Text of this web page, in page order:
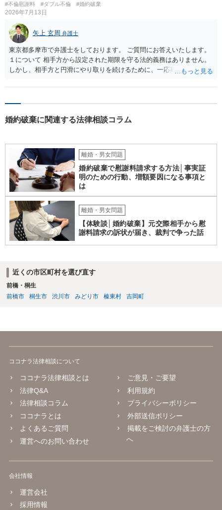
#不倫慰謝料 #ダブル不倫 #婚約破棄
2026年7月13日
矢上 玄周 弁護士
東京都多摩市で弁護士をしております。 ご質問にお答えいたします。
１について 相手方から設定された期限を守る法的義務はありません。
しかし、相手方と円滑にやり取りを続けるために、一応期限を守って
が、期限を守らないのもご不安という場合には、「弁護士に相談して
は、法的には別の議論ではありますが、事実上の繋がりがないわけで
負担割合が高くなり、婚約破棄の慰謝料も払う必要が生じるという可
能性もないわけではありません。 ただし、法律上重婚は認められてい
ないので、既婚者同士の婚約が成立するかといわれると、成立しない
と判断される可能性の方が高いと思われます。 ３について 和解をする
際には、清算条項という定めを設けることがほとんどです。 清算条項
を定めることによって、「これをもってお互いに今後一切請求しな
い」ことを双方が誓約することになります。 上記はあくまでも一般論
としての回答となります。 詳細なご事情をお伺いすればより適切な回
答ができるかと存じます。 弁護士に相談すべき事案かと存じますの
で、お早めにご相談されることをお勧めいたします。
婚約破棄に関連する法律相談コラム
離婚・男女問題
婚約破棄で慰謝料請求する方法│事実証
明のための行動、増額要因になる事項と
は
離婚・男女問題
【体験談│婚約破棄】元交際相手から慰
謝料請求の訴状が届き、裁判で争った話
近くの市区町村を選び直す
前橋・桐生
前橋市
桐生市 渋川市 みどり市 榛東村 吉岡町
ココナラ法律相談について
ココナラ法律相談とは
法律Q&A
法律相談コラム
ココナラとは
よくあるご質問
運営へのお問い合わせ
ご意見・ご要望
利用規約
プライバシーポリシー
外部送信ポリシー
掲載をご検討の弁護士の方
へ
会社情報
運営会社
採用情報